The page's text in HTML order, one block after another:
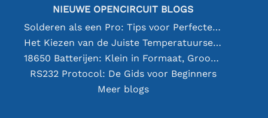
NIEUWE OPENCIRCUIT BLOGS
Solderen als een Pro: Tips voor Perfecte Elektronische Verbindingen
Het Kiezen van de Juiste Temperatuursensor [youtube]
18650 Batterijen: Klein in Formaat, Groot in Prestatie
RS232 Protocol: De Gids voor Beginners
Meer blogs